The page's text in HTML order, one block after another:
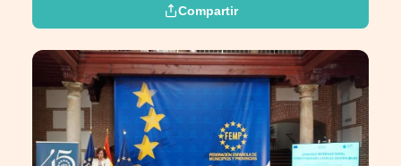
Compartir